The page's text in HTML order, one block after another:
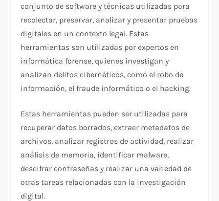
conjunto de software y técnicas utilizadas para
recolectar, preservar, analizar y presentar pruebas
digitales en un contexto legal. Estas
herramientas son utilizadas por expertos en
informática forense, quienes investigan y
analizan delitos cibernéticos, como el robo de
información, el fraude informático o el hacking.
Estas herramientas pueden ser utilizadas para
recuperar datos borrados, extraer metadatos de
archivos, analizar registros de actividad, realizar
análisis de memoria, identificar malware,
descifrar contraseñas y realizar una variedad de
otras tareas relacionadas con la investigación
digital.